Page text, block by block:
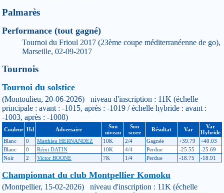
Palmarès
Performance (tout gagné)
Tournoi du Frioul 2017 (23ème coupe méditerranéenne de go),
Marseille, 02-09-2017
Tournois
Tournoi du solstice
(Montoulieu, 20-06-2026) niveau d'inscription : 11K (échelle
principale : avant : -1015, après : -1019 / échelle hybride : avant :
-1003, après : -1008)
Couleur Hd Adversaire
Son
niveau
Son
score
Résultat Var
Var
Hybride
Blanc
0 Matthieu HERNANDEZ 10K 2/4 Gagnée +39.79
+40.03
Blanc
0 Rémi DATIN 10K 4/4 Perdue -25.55
-25.69
Noir
2 Victor BOONE 7K 1/4 Perdue -18.75 -18.91
Championnat du club Montpellier Komoku
(Montpellier, 15-02-2026) niveau d'inscription : 11K (échelle